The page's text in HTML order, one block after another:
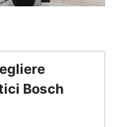
Bosch